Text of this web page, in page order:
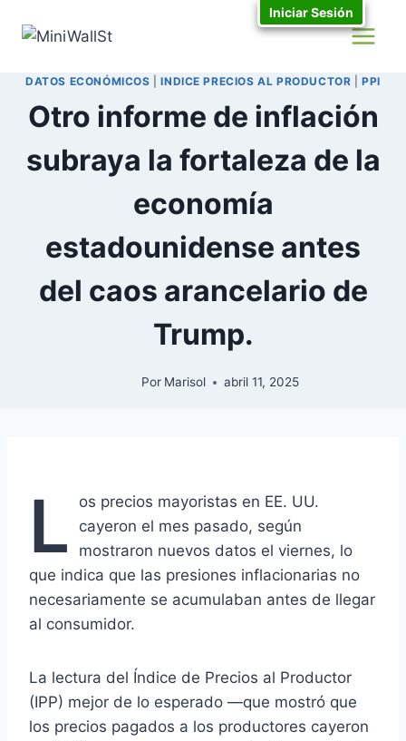
DATOS ECONÓMICOS |INDICE PRECIOS AL PRODUCTOR |PPI
Otro informe de inflación
subraya la fortaleza de la
economía
estadounidense antes
del caos arancelario de
Trump.
Por Marisol abril 11, 2025
L
os precios mayoristas en EE. UU.
cayeron el mes pasado, según
mostraron nuevos datos el viernes, lo
que indica que las presiones inflacionarias no
necesariamente se acumulaban antes de llegar
al consumidor.
La lectura del Índice de Precios al Productor
(IPP) mejor de lo esperado —que mostró que
los precios pagados a los productores cayeron
Iniciar Sesión